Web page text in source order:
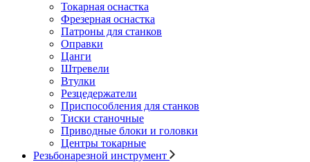
Токарная оснастка
Фрезерная оснастка
Патроны для станков
Оправки
Цанги
Штревели
Втулки
Резцедержатели
Приспособления для станков
Тиски станочные
Приводные блоки и головки
Центры токарные
Резьбонарезной инструмент